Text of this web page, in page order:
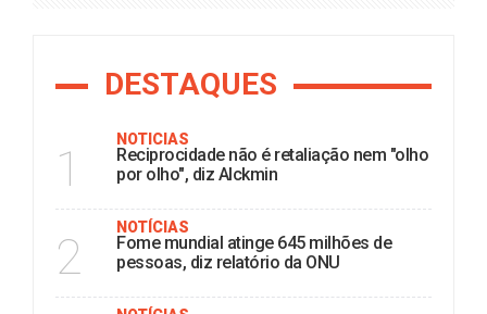
DESTAQUES
1
NOTÍCIAS
Reciprocidade não é retaliação nem "olho
por olho", diz Alckmin
2
NOTÍCIAS
Fome mundial atinge 645 milhões de
pessoas, diz relatório da ONU